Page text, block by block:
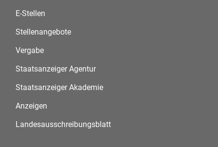
E-Stellen
Stellenangebote
Vergabe
Staatsanzeiger Agentur
Staatsanzeiger Akademie
Anzeigen
Landesausschreibungsblatt